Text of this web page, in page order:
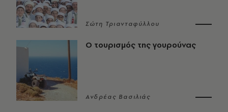
Σώτη Τριανταφύλλου
Ο τουρισμός της γουρούνας
Ανδρέας Βασιλιάς